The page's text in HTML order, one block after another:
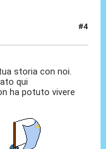
#4
storia con noi.
qui
ha potuto vivere